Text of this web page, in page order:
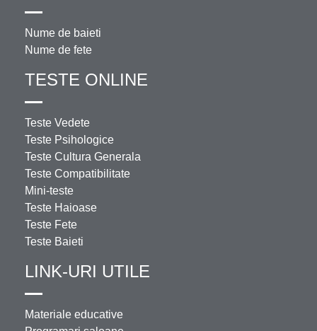
Nume de baieti
Nume de fete
TESTE ONLINE
Teste Vedete
Teste Psihologice
Teste Cultura Generala
Teste Compatibilitate
Mini-teste
Teste Haioase
Teste Fete
Teste Baieti
LINK-URI UTILE
Materiale educative